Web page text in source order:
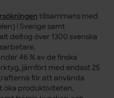
tillsammans med
i Sverige samt
deltog över 1300 svenska
46 % av de finska
jämfört med endast 25
för att använda
öka produktiviteten,